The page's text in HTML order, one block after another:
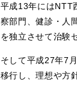
平成13年にはNTT
察部門、健診・人
を独立させて治験
そして平成27年7
移行し、理想や方